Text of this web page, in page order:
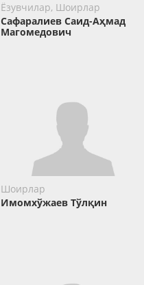
Ёзувчилар, Шоирлар
Сафаралиев Саид-Аҳмад
Магомедович
Шоирлар
Имомхўжаев Тўлқин